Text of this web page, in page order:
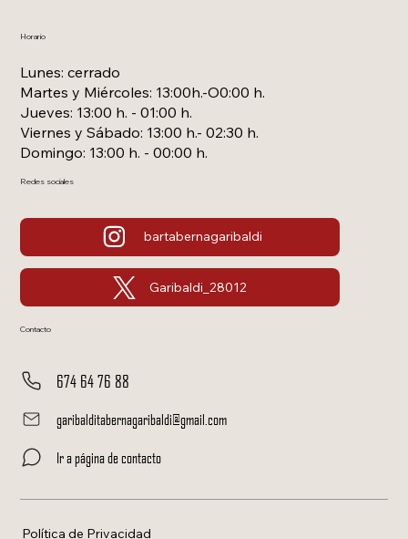
Lunes: cerrado
Martes y Miércoles: 13:00h.-O0:00 h.
Jueves: 13:00 h. - 01:00 h.
Viernes y Sábado: 13:00 h.- 02:30 h.
Domingo: 13:00 h. - 00:00 h.
Horario
Redes sociales
bartabernagaribaldi
Garibaldi_28012
Contacto
674 64 76 88
garibalditabernagaribaldi@gmail.com
Ir a página de contacto
Política de Privacidad